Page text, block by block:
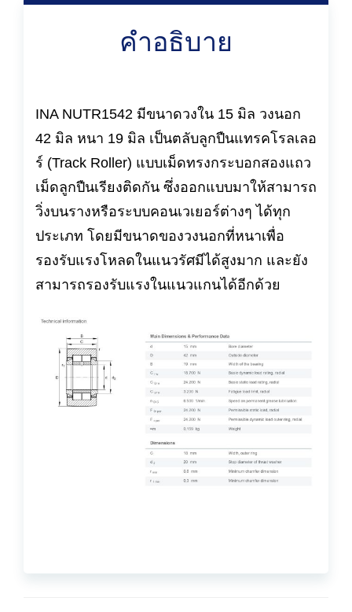
คำอธิบาย
INA NUTR1542 มีขนาดวงใน 15 มิล วงนอก
42 มิล หนา 19 มิล เป็นตลับลูกปืนแทรคโรลเลอ
ร์ (Track Roller) แบบเม็ดทรงกระบอกสองแถว
เม็ดลูกปืนเรียงติดกัน ซึ่งออกแบบมาให้สามารถ
วิ่งบนรางหรือระบบคอนเวเยอร์ต่างๆ ได้ทุก
ประเภท โดยมีขนาดของวงนอกที่หนาเพื่อ
รองรับแรงโหลดในแนวรัศมีได้สูงมาก และยัง
สามารถรองรับแรงในแนวแกนได้อีกด้วย